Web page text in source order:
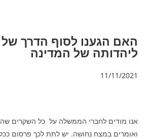
האם הגענו לסוף הדרך
ליהדותה של המדינה
11/11/2021
אנו מודים לחברי הממשלה על כל השקרים
ואומרים במצח נחושה. יש לתת לכך פרסום